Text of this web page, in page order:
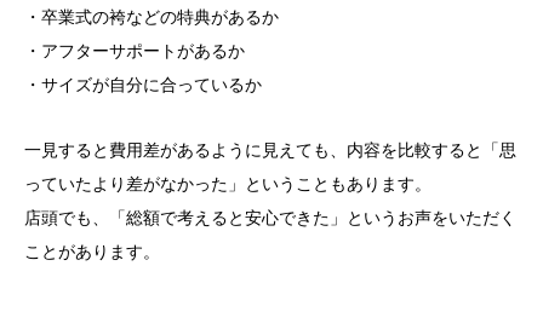
・卒業式の袴などの特典があるか
・アフターサポートがあるか
・サイズが自分に合っているか
一見すると費用差があるように見えても、内容を比較すると「思
っていたより差がなかった」ということもあります。
店頭でも、「総額で考えると安心できた」というお声をいただく
ことがあります。